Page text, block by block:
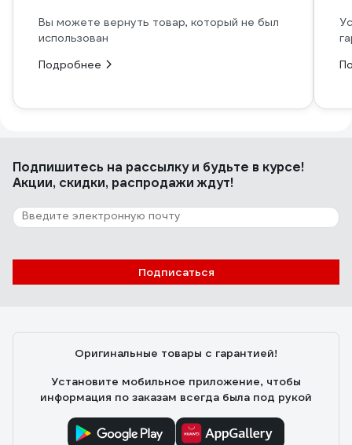
Вы можете вернуть товар, который не был
использован
Подробнее
Подпишитесь на рассылкуи будьте в курсе!
Акции, скидки, распродажи ждут!
Подписаться
Оригинальные товары с гарантией!
Установите мобильное приложение, чтобы
информация по заказам всегда была под рукой